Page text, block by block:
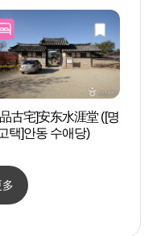
古宅]安东水涯堂 ([명
택]안동 수애당)